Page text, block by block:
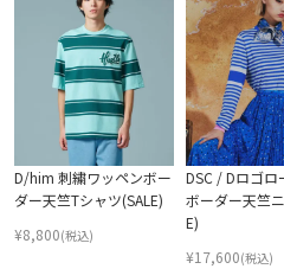
D/him 刺繍ワッペンボー
ダー天竺Tシャツ(SALE)
¥8,800(税込)
DSC / Dロゴロ
ボーダー天竺
E)
¥17,600(税込)